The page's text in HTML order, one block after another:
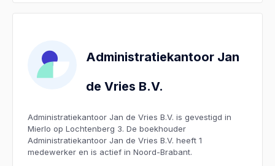
Administratiekantoor Jan
de Vries B.V.
Administratiekantoor Jan de Vries B.V. is gevestigd in
Mierlo op Lochtenberg 3. De boekhouder
Administratiekantoor Jan de Vries B.V. heeft 1
medewerker en is actief in Noord-Brabant.